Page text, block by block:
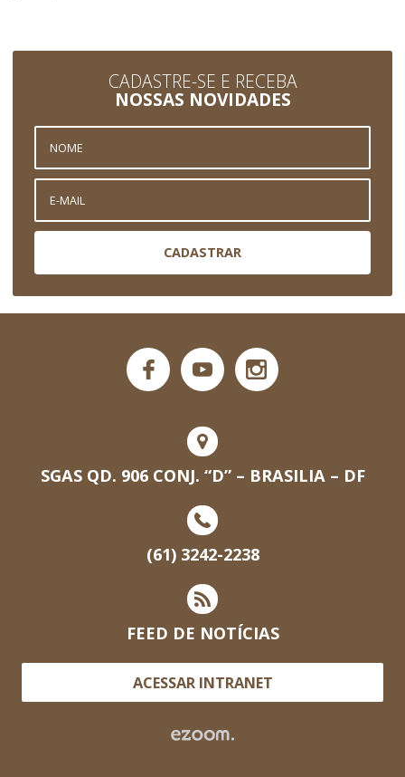
CADASTRE-SE E RECEBA
NOSSAS NOVIDADES
CADASTRAR
SGAS QD. 906 CONJ. “D” – BRASILIA – DF
(61) 3242-2238
FEED DE NOTÍCIAS
ACESSAR INTRANET